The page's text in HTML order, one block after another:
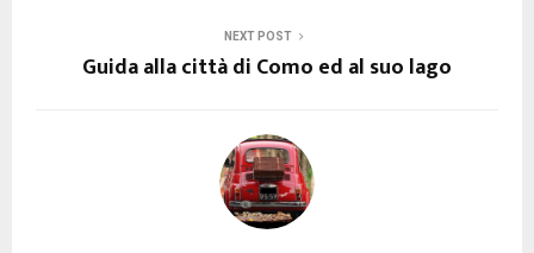
NEXT POST
Guida alla città di Como ed al suo lago